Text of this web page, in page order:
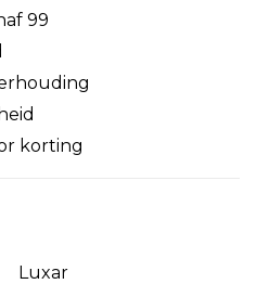
99
korting
Luxar